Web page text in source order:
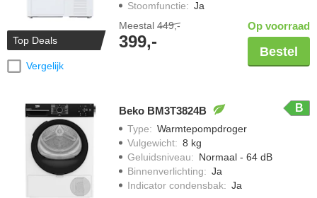
Top Deals
Vergelijk
Stoomfunctie: Ja
Meestal 449,-
399,-
Op voorraad
Bestel
Beko BM3T3824B B
Type: Warmtepompdroger
Vulgewicht: 8 kg
Geluidsniveau: Normaal - 64 dB
Binnenverlichting: Ja
Indicator condensbak: Ja